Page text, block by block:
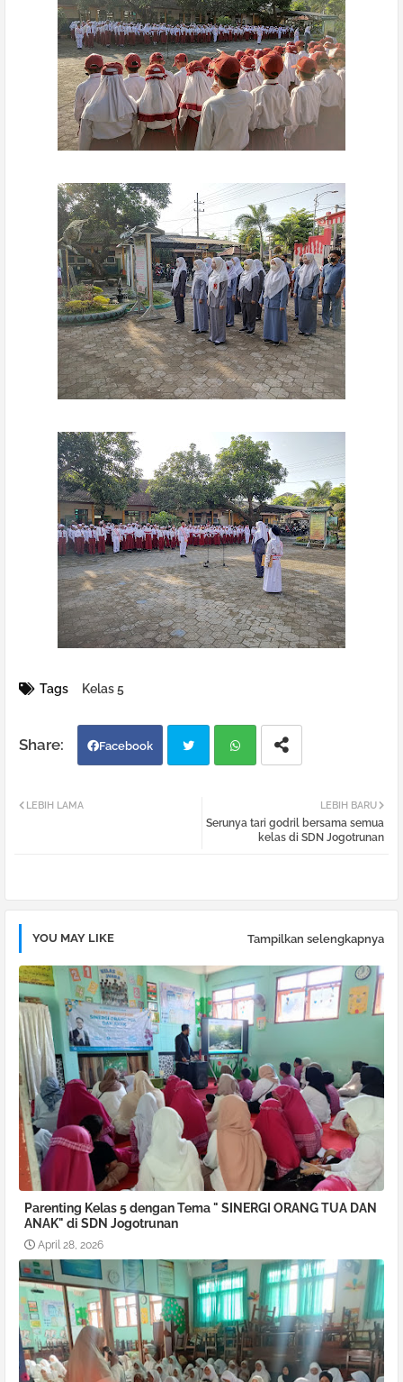
Tags Kelas 5
Facebook
atsa
LEBIH BARU
Serunya tari godril bersama semua
kelas di SDN Jogotrunan
LEBIH LAMA
YOU MAY LIKE Tampilkan selengkapnya
Parenting Kelas 5 dengan Tema " SINERGI ORANG TUA DAN
ANAK" di SDN Jogotrunan
April 28, 2026